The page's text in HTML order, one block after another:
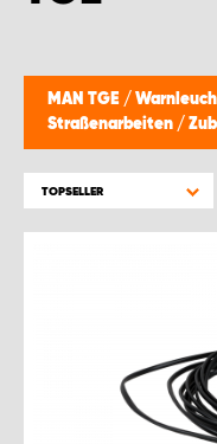
MAN TGE /
Straßenarbeiten /
TOPSELLER
WORK SYSTEM GERA
WORK SYSTEM HAMBURG
WORK SYSTEM LUDWIGSHAFEN
WORK SYSTEM OSNABRÜCK